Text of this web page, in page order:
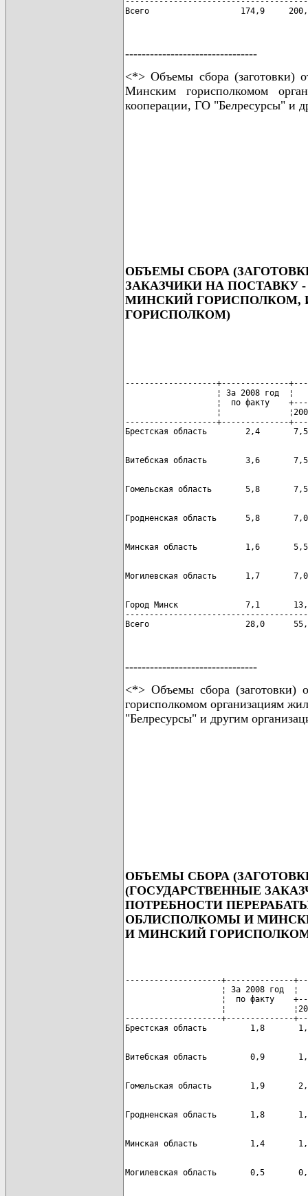
Всего                   174,9     200,0
--------------------------------
<*> Объемы сбора (заготовки)
Минским горисполкомом
кооперации, ГО "Белресурсы" и
ОБЪЕМЫ СБОРА
ЗАКАЗЧИКИ НА
МИНСКИЙ ГОРИСПОЛКОМ,
ГОРИСПОЛКОМ)
-------------------+--------------
¦ За 2008 год  ¦
¦  по факту
¦
-------------------+--------------
Город Минск              7,1
Всего                    28,0      55,0
--------------------------------
<*> Объемы сбора (заготовки)
горисполкомом организациям
"Белресурсы" и другим
ОБЪЕМЫ СБОРА
(ГОСУДАРСТВЕННЫЕ
ПОТРЕБНОСТИ
ОБЛИСПОЛКОМЫ И
И МИНСКИЙ
--------------------+--------------
¦ За 2008 год  ¦
¦  по факту
¦
--------------------+--------------